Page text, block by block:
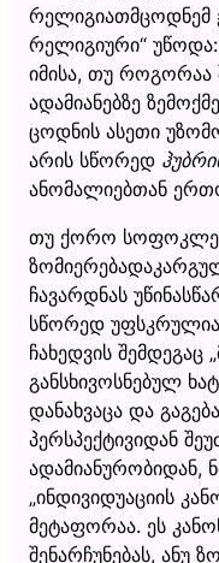
რელიგიათმცოდნემ
რელიგიური“
იმისა, თუ
ადამიანებზე
ცოდნის ასეთი
არის სწორედ
ანომალიებთან
თუ ქორო
ჩავარდნას
სწორედ
ჩახედვის შემდეგაც
განსხივოსნებულ
დანახვაცა და
პერსპექტივიდან
ადამიანურობიდან,
„ინდივიდუაციის
მეტაფორაა. ეს
შენარჩუნებას, ანუ